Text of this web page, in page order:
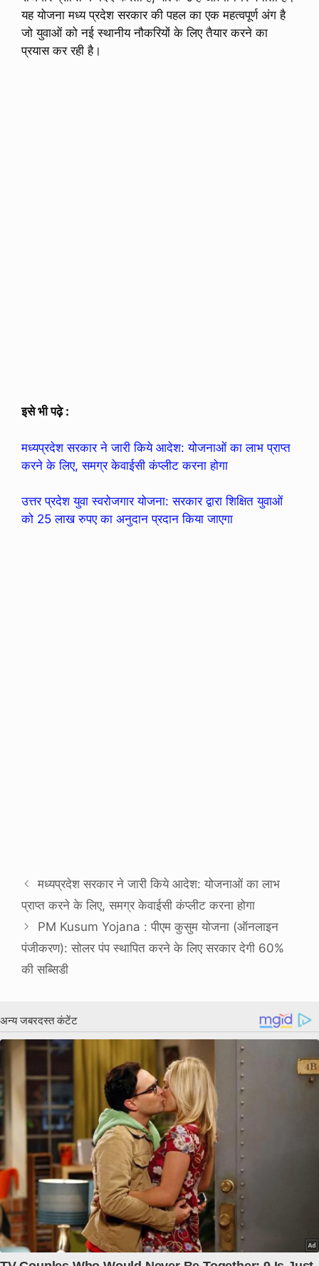
यह योजना मध्य प्रदेश सरकार की पहल का एक महत्वपूर्ण अंग है
जो युवाओं को नई स्थानीय नौकरियों के लिए तैयार करने का
प्रयास कर रही है।
इसे भी पढ़े :
मध्यप्रदेश सरकार ने जारी किये आदेश: योजनाओं का लाभ प्राप्त
करने के लिए, समग्र केवाईसी कंप्लीट करना होगा
उत्तर प्रदेश युवा स्वरोजगार योजना: सरकार द्वारा शिक्षित युवाओं
को 25 लाख रुपए का अनुदान प्रदान किया जाएगा
मध्यप्रदेश सरकार ने जारी किये आदेश: योजनाओं का लाभ
प्राप्त करने के लिए, समग्र केवाईसी कंप्लीट करना होगा
PM Kusum Yojana : पीएम कुसुम योजना (ऑनलाइन
पंजीकरण): सोलर पंप स्थापित करने के लिए सरकार देगी 60%
की सब्सिडी